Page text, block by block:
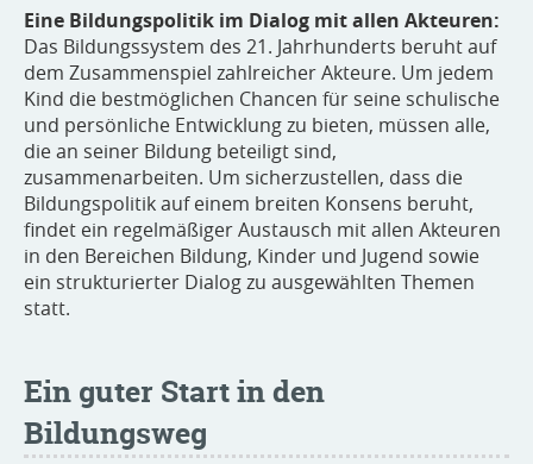
Eine Bildungspolitik im Dialog mit allen Akteuren:
Das Bildungssystem des 21. Jahrhunderts beruht auf
dem Zusammenspiel zahlreicher Akteure. Um jedem
Kind die bestmöglichen Chancen für seine schulische
und persönliche Entwicklung zu bieten, müssen alle,
die an seiner Bildung beteiligt sind,
zusammenarbeiten. Um sicherzustellen, dass die
Bildungspolitik auf einem breiten Konsens beruht,
findet ein regelmäßiger Austausch mit allen Akteuren
in den Bereichen Bildung, Kinder und Jugend sowie
ein strukturierter Dialog zu ausgewählten Themen
statt.
Ein guter Start in den
Bildungsweg